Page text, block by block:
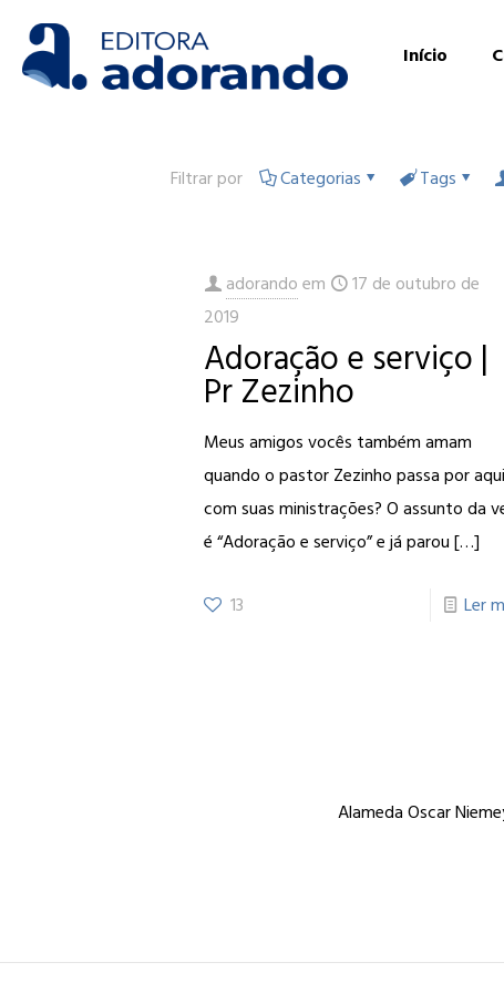
Início
Filtrar por Categorias Tags
adorando em
17 de outubro de
2019
Adoração e serviço |
Pr Zezinho
Meus amigos vocês também amam
quando o pastor Zezinho passa por aqui
com suas ministrações? O assunto da
é “Adoração e serviço” e já parou[…]
13 Ler
Alameda Oscar